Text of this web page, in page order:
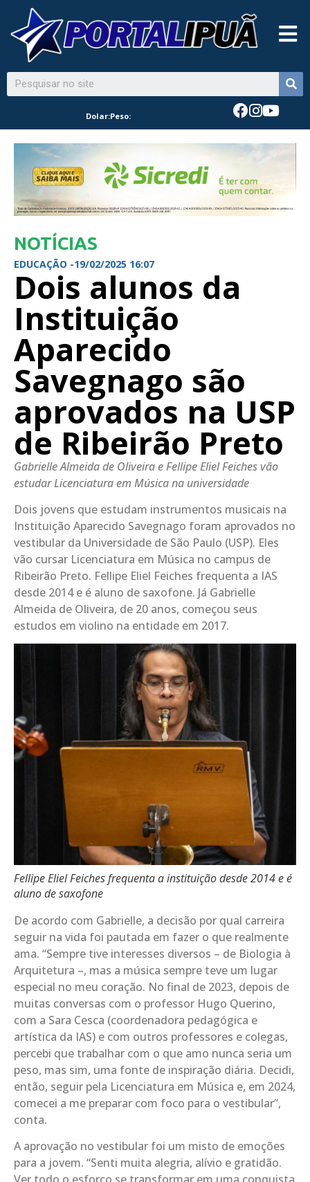
Dolar:Peso:
NOTÍCIAS
EDUCAÇÃO -19/02/2025 16:07
Dois alunos da
Instituição
Aparecido
Savegnago são
aprovados na USP
de Ribeirão Preto
Gabrielle Almeida de Oliveira e Fellipe Eliel Feiches vão
estudar Licenciatura em Música na universidade
Dois jovens que estudam instrumentos musicais na
Instituição Aparecido Savegnago foram aprovados no
vestibular da Universidade de São Paulo (USP). Eles
vão cursar Licenciatura em Música no campus de
Ribeirão Preto. Fellipe Eliel Feiches frequenta a IAS
desde 2014 e é aluno de saxofone. Já Gabrielle
Almeida de Oliveira, de 20 anos, começou seus
estudos em violino na entidade em 2017.
Fellipe Eliel Feiches frequenta a instituição desde 2014 e é
aluno de saxofone
De acordo com Gabrielle, a decisão por qual carreira
seguir na vida foi pautada em fazer o que realmente
ama. “Sempre tive interesses diversos – de Biologia à
Arquitetura –, mas a música sempre teve um lugar
especial no meu coração. No final de 2023, depois de
muitas conversas com o professor Hugo Querino,
com a Sara Cesca (coordenadora pedagógica e
artística da IAS) e com outros professores e colegas,
percebi que trabalhar com o que amo nunca seria um
peso, mas sim, uma fonte de inspiração diária. Decidi,
então, seguir pela Licenciatura em Música e, em 2024,
comecei a me preparar com foco para o vestibular”,
conta.
A aprovação no vestibular foi um misto de emoções
para a jovem. “Senti muita alegria, alívio e gratidão.